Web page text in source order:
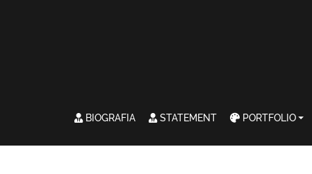
BIOGRAFIA STATEMENT PORTFOLIO